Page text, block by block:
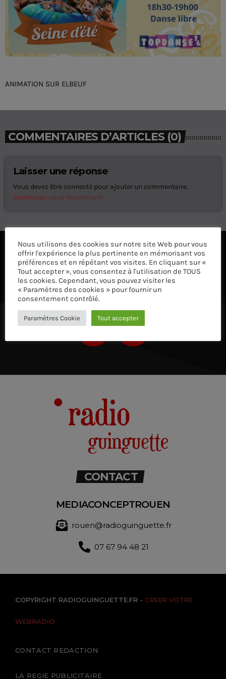
ANIMATION SUR ELBEUF
COMMENTAIRES D’ARTICLES (0)
Laisser une réponse
Vous devez être connecté pour ajouter un commentaire.
Connectez-vous maintenant
ÉCOUTEZ AVEC VOTRE APP ET SUR LE
CONTACT
MEDIACONCEPTROUEN
rouen@radioguinguette.fr
07 67 94 48 21
COPYRIGHT RADIOGUINGUETTE.FR - CREER VOTRE
WEBRADIO
CONTACT REDACTION
LA REGIE PUBLICITAIRE
Nous utilisons des cookies sur notre site Web pour vous
offrir l'expérience la plus pertinente en mémorisant vos
préférences et en répétant vos visites. En cliquant sur «
Tout accepter », vous consentez à l'utilisation de TOUS
les cookies. Cependant, vous pouvez visiter les
« Paramètres des cookies » pour fournir un
consentement contrôlé.
Paramètres Cookie Tout accepter